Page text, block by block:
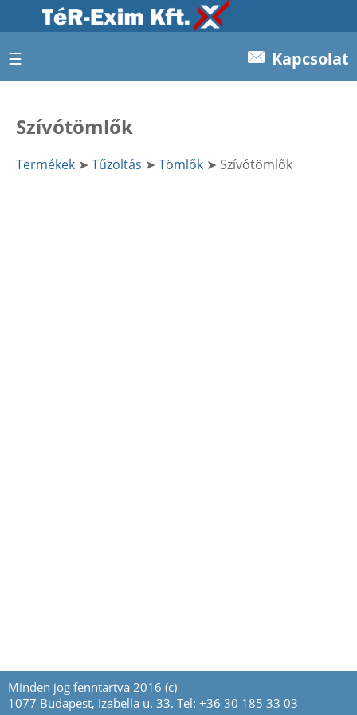
☰ Kapcsolat
Szívótömlők
Termékek ➤ Tűzoltás ➤ Tömlők ➤ Szívótömlők
Minden jog fenntartva 2016 (c)
1077 Budapest, Izabella u. 33. Tel: +36 30 185 33 03